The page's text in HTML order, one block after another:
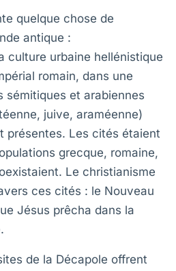
quelque chose de
antique :
culture urbaine hellénistique
romain, dans une
sémitiques et arabiennes
juive, araméenne)
présentes. Les cités étaient
grecque, romaine,
Le christianisme
ces cités : le Nouveau
Jésus prêcha dans la
de la Décapole offrent